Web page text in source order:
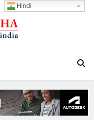
Hindi